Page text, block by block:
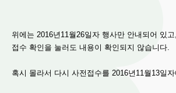
위에는 2016년11월26일자 행사만 안내되어 있고,
접수 확인을 눌러도 내용이 확인되지 않습니다.
혹시 몰라서 다시 사전접수를 2016년11월13일